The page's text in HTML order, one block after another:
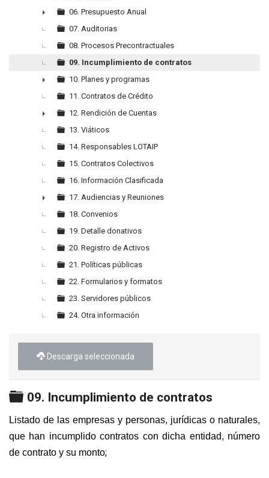
►
06. Presupuesto Anual
07. Auditorias
08. Procesos Precontractuales
09. Incumplimiento de contratos
►
10. Planes y programas
11. Contratos de Crédito
►
12. Rendición de Cuentas
13. Viáticos
14. Responsables LOTAIP
15. Contratos Colectivos
16. Información Clasificada
►
17. Audiencias y Reuniones
18. Convenios
19. Detalle donativos
20. Registro de Activos
21. Políticas públicas
22. Formularios y formatos
23. Servidores públicos
24. Otra información
Descarga seleccionada
Carpeta
09. Incumplimiento de contratos
Listado de las empresas y personas, jurídicas o naturales,
que han incumplido contratos con dicha entidad, número
de contrato y su monto;